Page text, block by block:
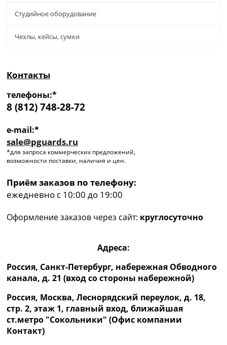
Студийное оборудование
Чехлы, кейсы, сумки
Контакты
телефоны:*
8 (812) 748-28-72
e-mail:*
sale@pguards.ru
*для запроса коммерческих предложений,
возможности поставки, наличия и цен.
Приём заказов по телефону:
ежедневно с 10:00 до 19:00
Оформление заказов через сайт: круглосуточно
Адреса:
Россия, Санкт-Петербург, набережная Обводного
канала, д. 21 (вход со стороны набережной)
Россия, Москва, Леснорядский переулок, д. 18,
стр. 2, этаж 1, главный вход, ближайшая
ст.метро "Сокольники" (Офис компании
Контакт)